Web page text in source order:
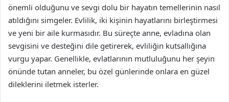
önemli olduğunu ve sevgi dolu bir hayatın temellerinin nasıl
atıldığını simgeler. Evlilik, iki kişinin hayatlarını birleştirmesi
ve yeni bir aile kurmasıdır. Bu süreçte anne, evladına olan
sevgisini ve desteğini dile getirerek, evliliğin kutsallığına
vurgu yapar. Genellikle, evlatlarının mutluluğunu her şeyin
önünde tutan anneler, bu özel günlerinde onlara en güzel
dileklerini iletmek isterler.